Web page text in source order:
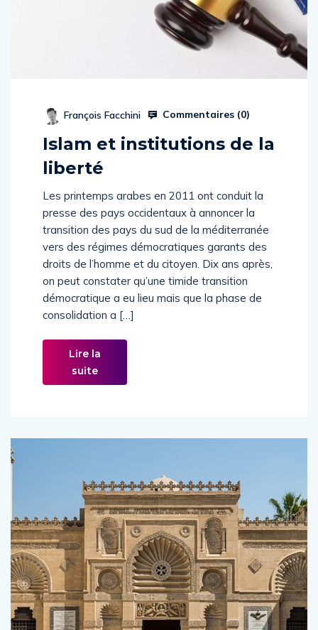
François Facchini Commentaires (0)
Islam et institutions de la
liberté
Les printemps arabes en 2011 ont conduit la
presse des pays occidentaux à annoncer la
transition des pays du sud de la méditerranée
vers des régimes démocratiques garants des
droits de l’homme et du citoyen. Dix ans après,
on peut constater qu’une timide transition
démocratique a eu lieu mais que la phase de
consolidation a […]
Lire la
suite